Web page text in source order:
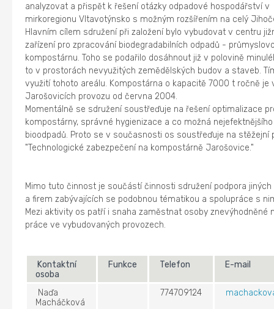
analyzovat a přispět k řešení otázky odpadové hospodářství v
mirkoregionu Vltavotýnsko s možným rozšířením na celý
Hlavním cílem sdružení při založení bylo vybudovat v centru
zařízení pro zpracování biodegradabilních odpadů -
kompostárnu. Toho se podařilo dosáhnout již v polovině
to v prostorách nevyužitých zemědělských budov a staveb.
využití tohoto areálu. Kompostárna o kapacitě 7000 t ročně je
Jarošovicích provozu od června 2004.
Momentálně se sdružení soustřeďuje na řešení optimalizace
kompostárny, správné hygienizace a co možná
bioodpadů. Proto se v současnosti os soustřeďuje na stěžejní
"Technologické zabezpečení na kompostárně Jarošovice."
Mimo tuto činnost je součástí činnosti sdružení podpora jiných
a firem zabývajících se podobnou tématikou a spolupráce s
Mezi aktivity os patří i snaha zaměstnat osoby znevýhodněné
práce ve vybudovaných provozech.
Kontaktní
osoba
Funkce Telefon E-mail
Naďa
Macháčková
774709124